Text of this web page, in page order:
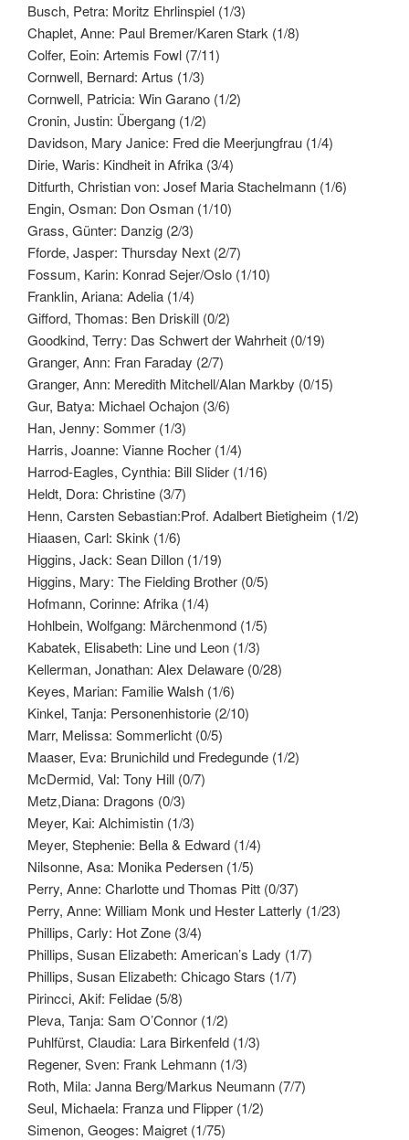
Busch, Petra: Moritz Ehrlinspiel (1/3)
Chaplet, Anne: Paul Bremer/Karen Stark (1/8)
Colfer, Eoin: Artemis Fowl (7/11)
Cornwell, Bernard: Artus (1/3)
Cornwell, Patricia: Win Garano (1/2)
Cronin, Justin: Übergang (1/2)
Davidson, Mary Janice: Fred die Meerjungfrau (1/4)
Dirie, Waris: Kindheit in Afrika (3/4)
Ditfurth, Christian von: Josef Maria Stachelmann (1/6)
Engin, Osman: Don Osman (1/10)
Grass, Günter: Danzig (2/3)
Fforde, Jasper: Thursday Next (2/7)
Fossum, Karin: Konrad Sejer/Oslo (1/10)
Franklin, Ariana: Adelia (1/4)
Gifford, Thomas: Ben Driskill (0/2)
Goodkind, Terry: Das Schwert der Wahrheit (0/19)
Granger, Ann: Fran Faraday (2/7)
Granger, Ann: Meredith Mitchell/Alan Markby (0/15)
Gur, Batya: Michael Ochajon (3/6)
Han, Jenny: Sommer (1/3)
Harris, Joanne: Vianne Rocher (1/4)
Harrod-Eagles, Cynthia: Bill Slider (1/16)
Heldt, Dora: Christine (3/7)
Henn, Carsten Sebastian:Prof. Adalbert Bietigheim (1/2)
Hiaasen, Carl: Skink (1/6)
Higgins, Jack: Sean Dillon (1/19)
Higgins, Mary: The Fielding Brother (0/5)
Hofmann, Corinne: Afrika (1/4)
Hohlbein, Wolfgang: Märchenmond (1/5)
Kabatek, Elisabeth: Line und Leon (1/3)
Kellerman, Jonathan: Alex Delaware (0/28)
Keyes, Marian: Familie Walsh (1/6)
Kinkel, Tanja: Personenhistorie (2/10)
Marr, Melissa: Sommerlicht (0/5)
Maaser, Eva: Brunichild und Fredegunde (1/2)
McDermid, Val: Tony Hill (0/7)
Metz,Diana: Dragons (0/3)
Meyer, Kai: Alchimistin (1/3)
Meyer, Stephenie: Bella & Edward (1/4)
Nilsonne, Asa: Monika Pedersen (1/5)
Perry, Anne: Charlotte und Thomas Pitt (0/37)
Perry, Anne: William Monk und Hester Latterly (1/23)
Phillips, Carly: Hot Zone (3/4)
Phillips, Susan Elizabeth: American’s Lady (1/7)
Phillips, Susan Elizabeth: Chicago Stars (1/7)
Pirincci, Akif: Felidae (5/8)
Pleva, Tanja: Sam O’Connor (1/2)
Puhlfürst, Claudia: Lara Birkenfeld (1/3)
Regener, Sven: Frank Lehmann (1/3)
Roth, Mila: Janna Berg/Markus Neumann (7/7)
Seul, Michaela: Franza und Flipper (1/2)
Simenon, Geoges: Maigret (1/75)